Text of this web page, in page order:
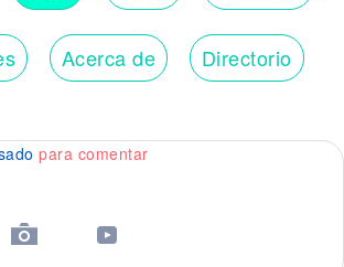
Acerca de Directorio
para comentar